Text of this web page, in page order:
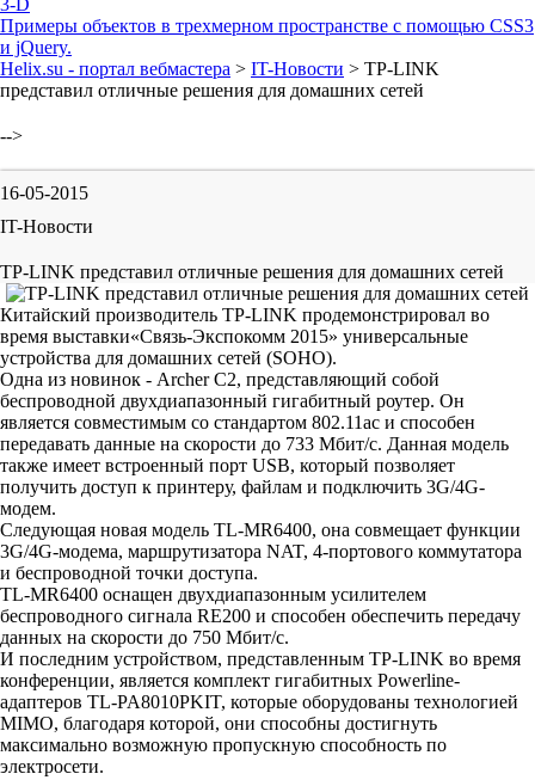
3-D
Примеры объектов в трехмерном пространстве с помощью CSS3
и jQuery.
Helix.su - портал вебмастера > IT-Новости > TP-LINK
представил отличные решения для домашних сетей
-->
16-05-2015
IT-Новости
TP-LINK представил отличные решения для домашних сетей
Китайский производитель TP-LINK продемонстрировал во
время выставки«Связь-Экспокомм 2015» универсальные
устройства для домашних сетей (SOHO).
Одна из новинок - Archer C2, представляющий собой
беспроводной двухдиапазонный гигабитный роутер. Он
является совместимым со стандартом 802.11ac и способен
передавать данные на скорости до 733 Мбит/с. Данная модель
также имеет встроенный порт USB, который позволяет
получить доступ к принтеру, файлам и подключить 3G/4G-
модем.
Следующая новая модель TL-MR6400, она совмещает функции
3G/4G-модема, маршрутизатора NAT, 4-портового коммутатора
и беспроводной точки доступа.
TL-MR6400 оснащен двухдиапазонным усилителем
беспроводного сигнала RE200 и способен обеспечить передачу
данных на скорости до 750 Мбит/с.
И последним устройством, представленным TP-LINK во время
конференции, является комплект гигабитных Powerline-
адаптеров TL-PA8010PKIT, которые оборудованы технологией
MIMO, благодаря которой, они способны достигнуть
максимально возможную пропускную способность по
электросети.